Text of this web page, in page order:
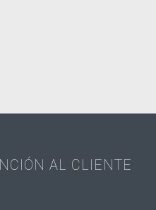
AL CLIENTE